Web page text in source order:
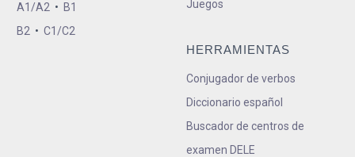
A1/A2 • B1
B2 • C1/C2
Juegos
HERRAMIENTAS
Conjugador de verbos
Diccionario español
Buscador de centros de
examen DELE